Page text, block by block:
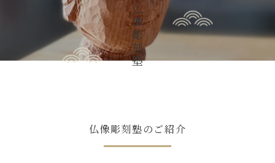
仏像彫刻
仏
像
彫
刻
塾
仏像彫刻塾のご紹介